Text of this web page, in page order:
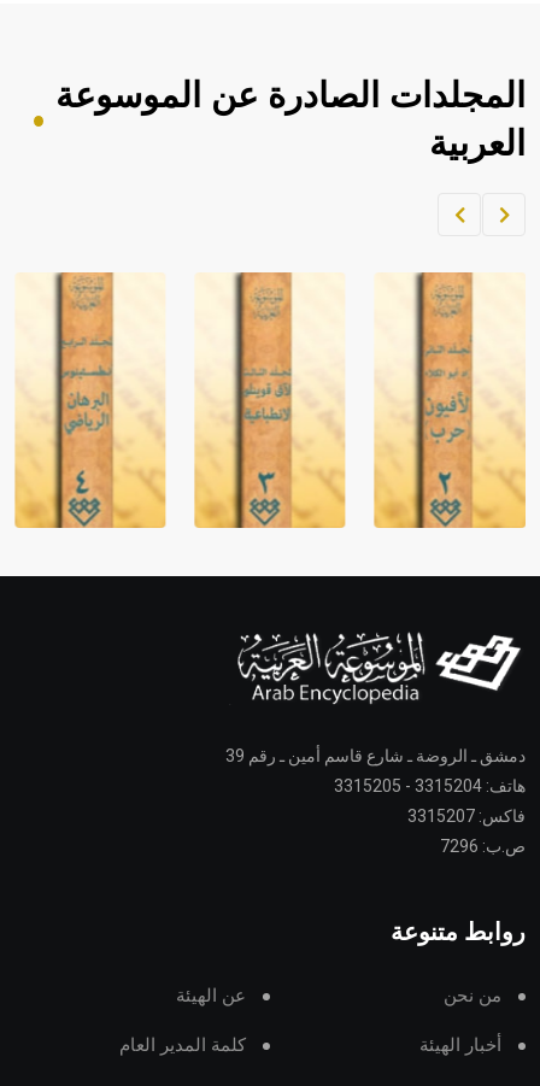
المجلدات الصادرة عن الموسوعة
العربية
دمشق ـ الروضة ـ شارع قاسم أمين ـ رقم 39
هاتف: 3315204 - 3315205
فاكس: 3315207
ص.ب: 7296
روابط متنوعة
من نحن عن الهيئة
أخبار الهيئة كلمة المدير العام